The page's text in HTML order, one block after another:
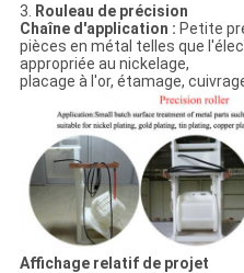
3.
Rouleau de précision
Chaîne d'application : Petite
pièces en métal telles que
appropriée au nickelage,
placage à l'or, étamage,
Affichage relatif de projet